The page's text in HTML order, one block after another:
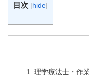
目次 [hide]
理学療法士・作